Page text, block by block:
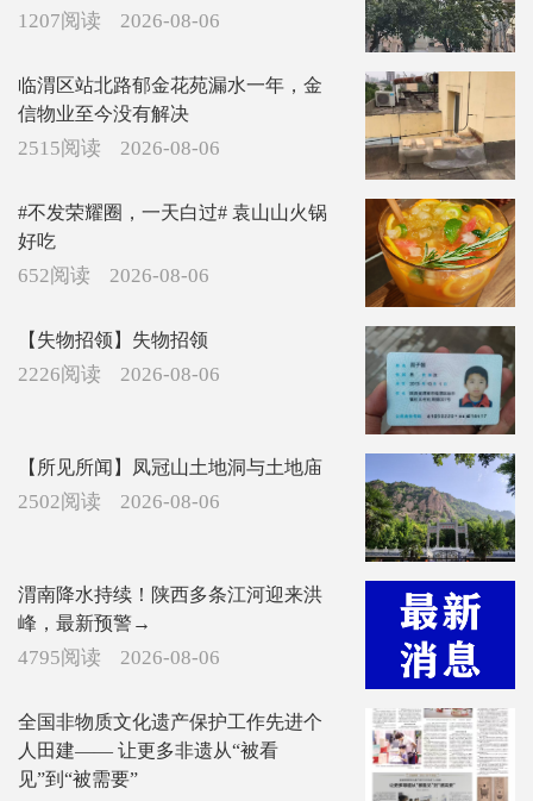
1207阅读 2026-08-06
临渭区站北路郁金花苑漏水一年，金
信物业至今没有解决
2515阅读 2026-08-06
#不发荣耀圈，一天白过# 袁山山火锅
好吃
652阅读 2026-08-06
【失物招领】失物招领
2226阅读 2026-08-06
【所见所闻】凤冠山土地洞与土地庙
2502阅读 2026-08-06
渭南降水持续！陕西多条江河迎来洪
峰，最新预警→
4795阅读 2026-08-06
全国非物质文化遗产保护工作先进个
人田建—— 让更多非遗从“被看
见”到“被需要”